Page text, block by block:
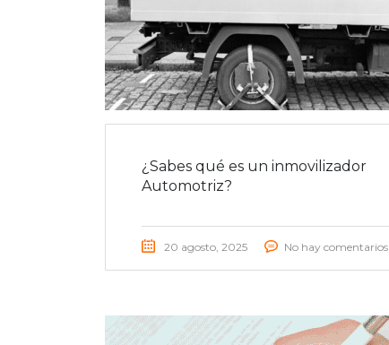
¿Sabes qué es un inmovilizador
Automotriz?
20 agosto, 2025 No hay comentarios